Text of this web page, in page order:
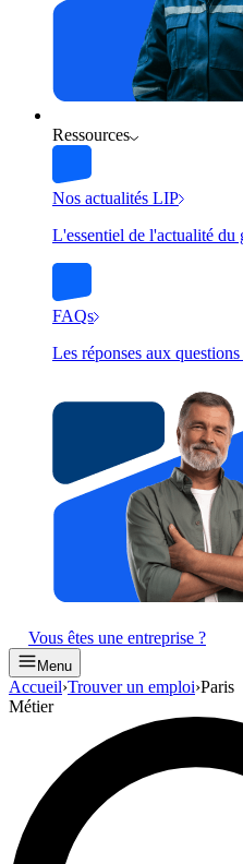
Ressources
Nos actualités LIP
L'essentiel de l'actualité du
FAQs
Les réponses aux
Vous êtes une entreprise ?
Menu
Accueil›Trouver un emploi›Paris
Métier